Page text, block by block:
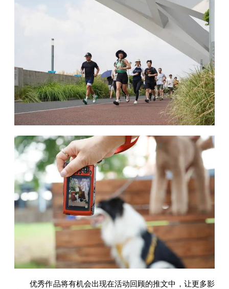
优秀作品将有机会出现在活动回顾的推文中，让更多影